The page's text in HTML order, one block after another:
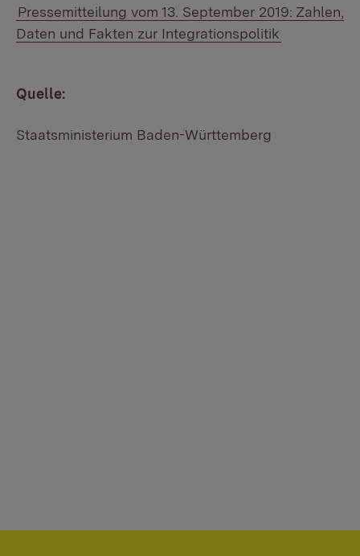
Pressemitteilung vom 13. September 2019: Zahlen,
Daten und Fakten zur Integrationspolitik
Quelle:
Staatsministerium Baden-Württemberg